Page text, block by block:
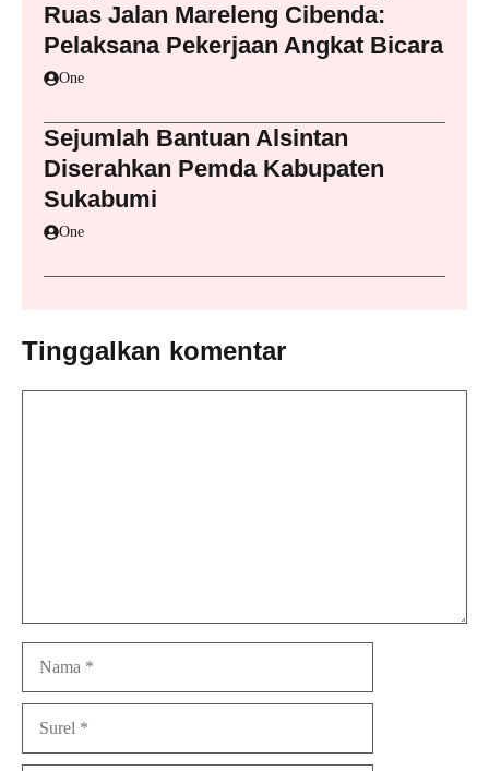
Ruas Jalan Mareleng Cibenda:
Pelaksana Pekerjaan Angkat Bicara
One
Sejumlah Bantuan Alsintan
Diserahkan Pemda Kabupaten
Sukabumi
One
Tinggalkan komentar